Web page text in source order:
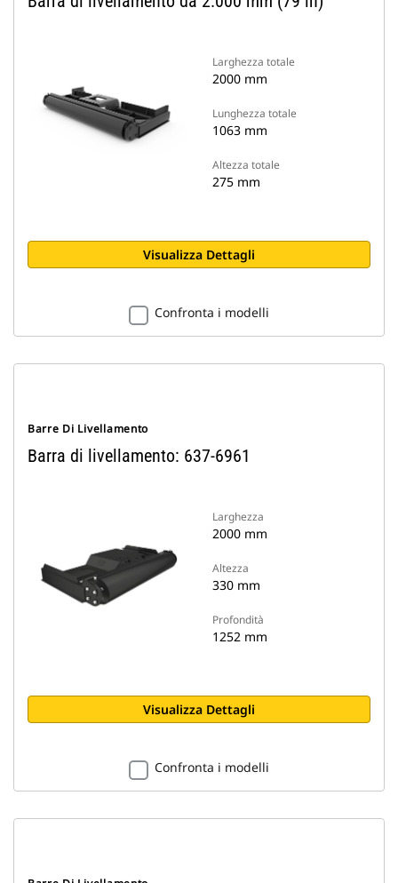
Larghezza totale
2000 mm
Lunghezza totale
1063 mm
Altezza totale
275 mm
Visualizza Dettagli
Confronta i modelli
Barre Di Livellamento
Barra di livellamento: 637-6961
Larghezza
2000 mm
Altezza
330 mm
Profondità
1252 mm
Visualizza Dettagli
Confronta i modelli